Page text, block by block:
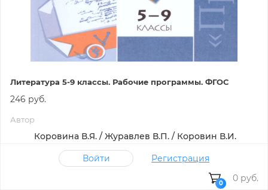
Литература 5-9 классы. Рабочие программы. ФГОС
246 руб.
Автор
Коровина В.Я. / Журавлев В.П. / Коровин В.И.
Издательство Войти Регистрация
0 0 руб.